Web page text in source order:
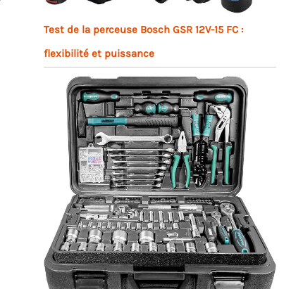
Test de la perceuse Bosch GSR 12V-15 FC :
flexibilité et puissance